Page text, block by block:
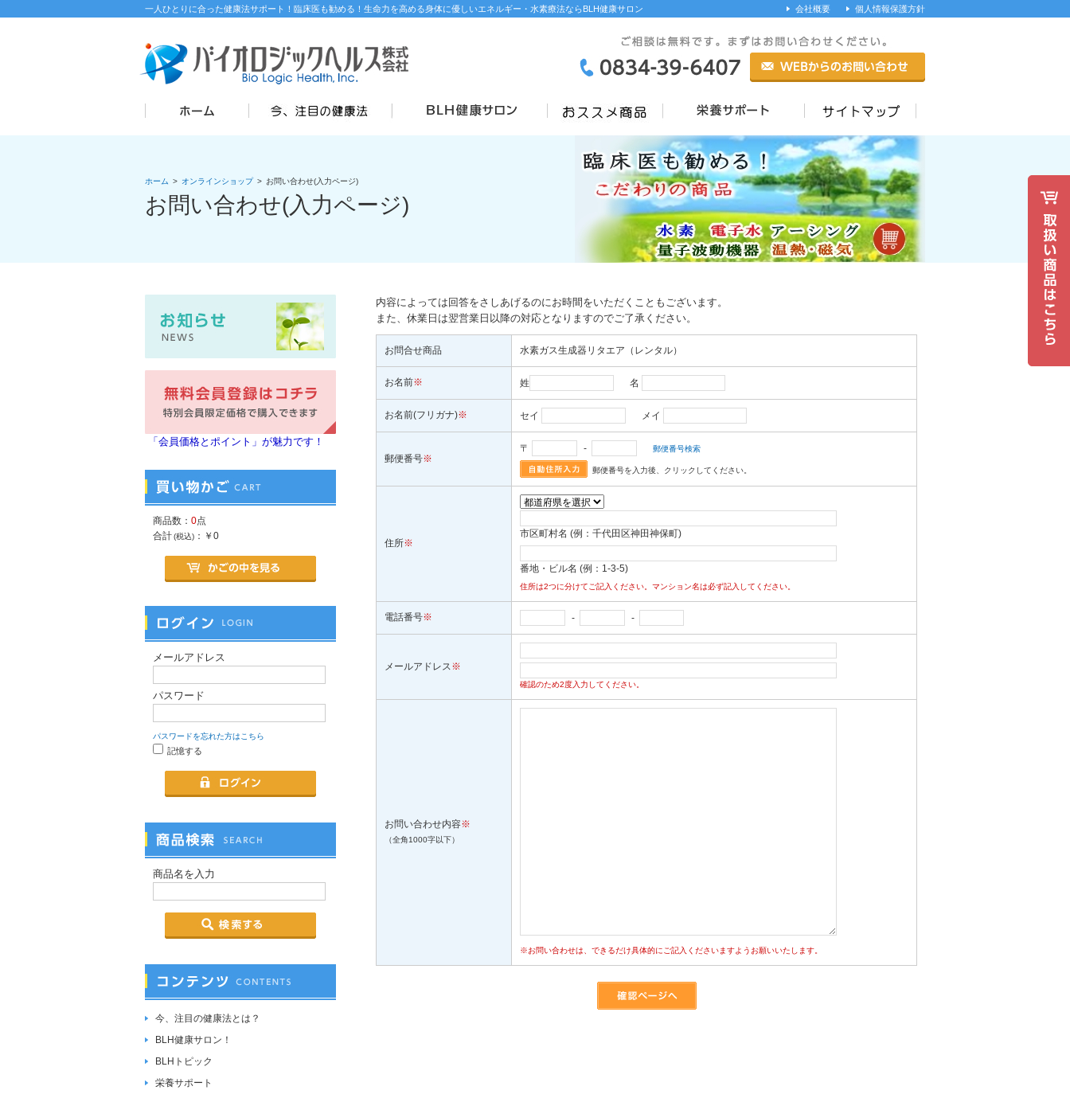
一人ひとりに合った健康法サポート！臨床医も勧める！生命力を高める身体に優しいエネルギー・水素療法ならBLH健康サロン 会社概要 個人情報保護方針
ホーム > オンラインショップ > お問い合わせ(入力ページ)
お問い合わせ(入力ページ)
内容によっては回答をさしあげるのにお時間をいただくこともございます。
また、休業日は翌営業日以降の対応となりますのでご了承ください。
お問合せ商品 水素ガス生成器リタエア（レンタル）
お名前※ 姓 名
お名前(フリガナ)※ セイ メイ
郵便番号※
〒 - 郵便番号検索
郵便番号を入力後、クリックしてください。
住所※
市区町村名 (例：千代田区神田神保町)
番地・ビル名 (例：1-3-5)
住所は2つに分けてご記入ください。マンション名は必ず記入してください。
電話番号※ - -
メールアドレス※
確認のため2度入力してください。
お問い合わせ内容※
（全角1000字以下）
※お問い合わせは、できるだけ具体的にご記入くださいますようお願いいたします。
「会員価格とポイント」が魅力です！
商品数： 0点
合計(税込) ： ￥0
メールアドレス
パスワード
パスワードを忘れた方はこちら
記憶する
商品名を入力
今、注目の健康法とは？
BLH健康サロン！
BLHトピック
栄養サポート